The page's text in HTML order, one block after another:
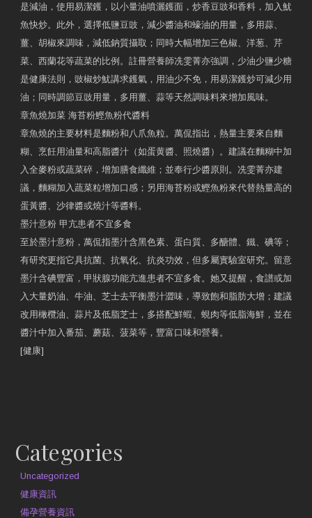
是減油，使用易潔鑊，以小量油噴灑鑊面，炒香豆豉和香料，加入魷
魚快炒。此外，選擇低鹽豆豉，減少醬油和蠔油的用量，多用蒜、
薑、胡椒來調味，減低鈉質攝取；同時大幅增加三色椒、洋葱、芹
菜、西蘭花等蔬菜的比例。註冊營養師冼雯菁亦強調，少油少鹽少糖
是健康法則，豉椒炒魷講求鑊氣，用油少不免，用易潔鑊炒可減少用
油；同時調節豆豉用量，多用薑、蒜等天然調味料來增加風味。
章魚燒加菜 海苔粉鰹魚粉代醬料
章魚燒的主要材料是麵粉和八爪魚粒。萬侃指出，熱量主要來自麵
糊、烹飪用油量和高脂醬汁（如蛋黄醬、照燒醬）。建議在麵糊中加
入全麥粉或蔬菜碎，增加膳食纖維；並奉行少醬原則。冼雯菁亦建
議，麵糊加入蔬菜粒增加口感；另用海苔粉或鰹魚粉來代替熱量高的
蛋黃醬、沙律醬或燒汁等醬料。
墨汁意粉 甲亢患者不宜多食
至於墨汁意粉，萬侃指墨汁含黑色素、蛋白質、多醣體、鐵、碘等；
有研究更指它具抗菌、抗氧化、抗炎功效，但多屬實驗室研究。留意
墨汁含碘豐富，甲狀腺功能亢進患者不宜多食。她又提醒，食譜或加
入大量奶油、牛油、芝士去平衡墨汁澀味，導致飽和脂肪大增；建議
改用橄欖油、蒜片及低脂芝士，多搭配鮮蝦、蜆肉等低脂海鮮，並在
醬汁中加入番茄、蘑菇、菠菜等，豐富口味和營養。
[健康]
Categories
Uncategorized
健康資訊
備孕營養資訊